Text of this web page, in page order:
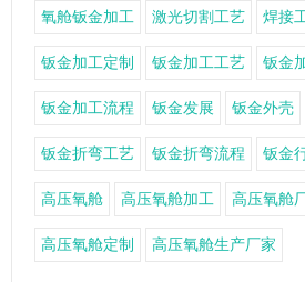
氧舱钣金加工 激光切割工艺 焊接
钣金加工定制 钣金加工工艺 钣金
钣金加工流程 钣金发展 钣金外壳
钣金折弯工艺 钣金折弯流程 钣金
高压氧舱 高压氧舱加工 高压氧舱
高压氧舱定制 高压氧舱生产厂家